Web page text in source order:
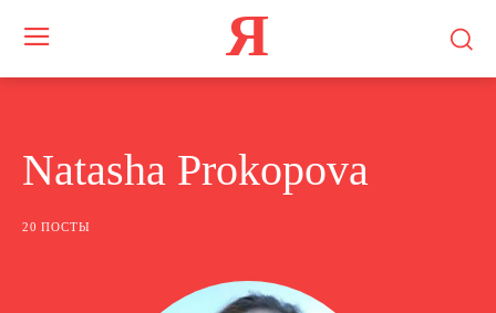
Я
Natasha Prokopova
20 ПОСТЫ